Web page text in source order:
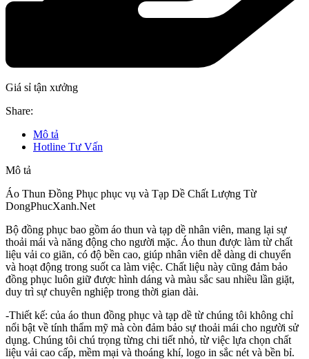
Giá sỉ tận xưởng
Share:
Mô tả
Hotline Tư Vấn
Mô tả
Áo Thun Đồng Phục phục vụ và Tạp Dề Chất Lượng Từ
DongPhucXanh.Net
Bộ đồng phục bao gồm áo thun và tạp dề nhân viên, mang lại sự
thoải mái và năng động cho người mặc. Áo thun được làm từ chất
liệu vải co giãn, có độ bền cao, giúp nhân viên dễ dàng di chuyển
và hoạt động trong suốt ca làm việc. Chất liệu này cũng đảm bảo
đồng phục luôn giữ được hình dáng và màu sắc sau nhiều lần giặt,
duy trì sự chuyên nghiệp trong thời gian dài.
-Thiết kế: của áo thun đồng phục và tạp dề từ chúng tôi không chỉ
nổi bật về tính thẩm mỹ mà còn đảm bảo sự thoải mái cho người sử
dụng. Chúng tôi chú trọng từng chi tiết nhỏ, từ việc lựa chọn chất
liệu vải cao cấp, mềm mại và thoáng khí, logo in sắc nét và bền bỉ.